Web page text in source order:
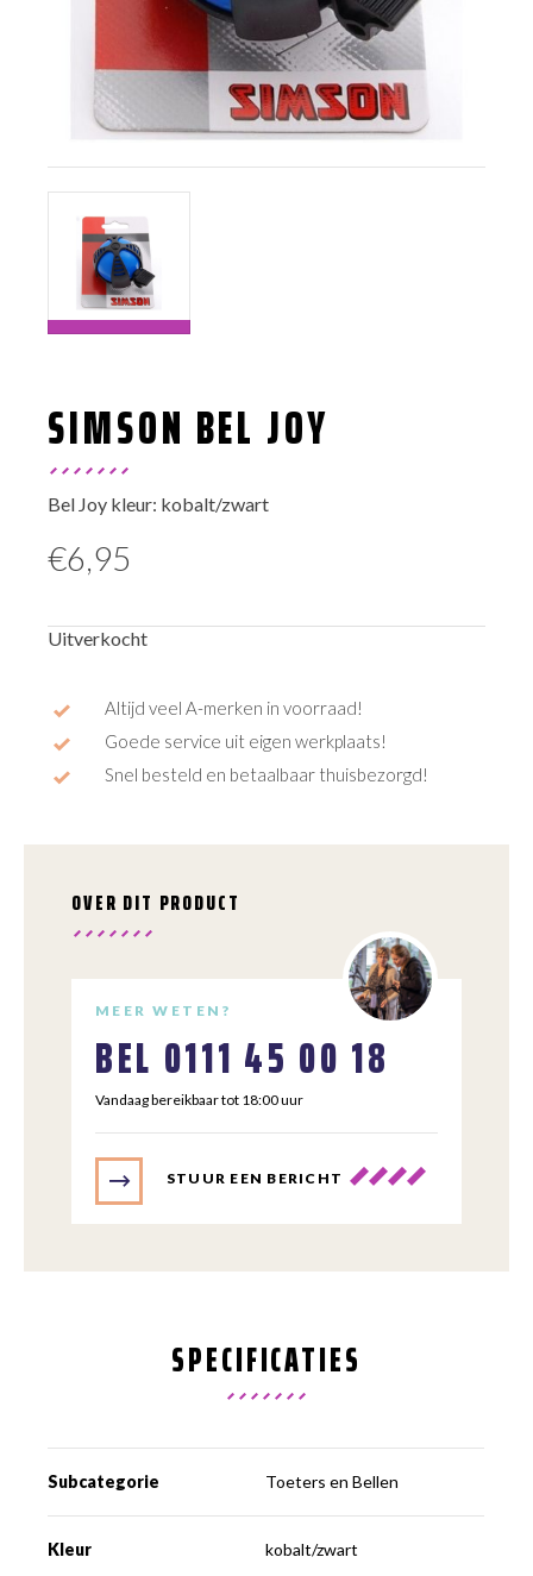
SIMSON BEL JOY
Bel Joy kleur: kobalt/zwart
€6,95
Uitverkocht
Altijd veel A-merken in voorraad!
Goede service uit eigen werkplaats!
Snel besteld en betaalbaar thuisbezorgd!
OVER DIT PRODUCT
MEER WETEN?
BEL 0111 45 00 18
Vandaag bereikbaar tot 18:00 uur
STUUR EEN BERICHT
SPECIFICATIES
Subcategorie Toeters en Bellen
Kleur kobalt/zwart